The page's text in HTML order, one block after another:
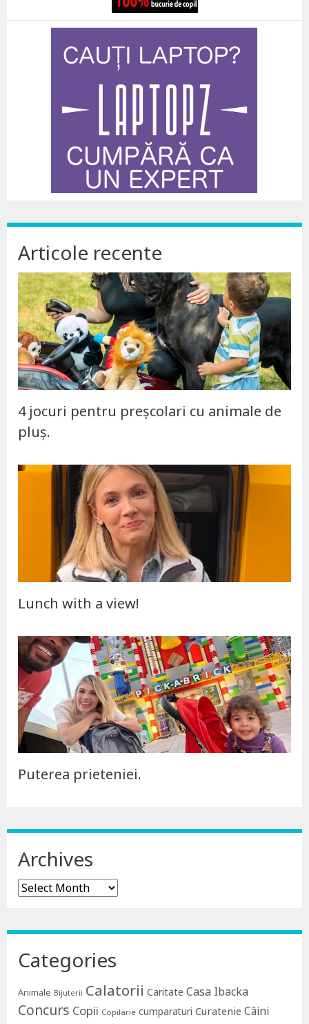
Articole recente
4 jocuri pentru preșcolari cu animale de
pluș.
Lunch with a view!
Puterea prieteniei.
Archives
Archives
Categories
Animale Bijuterii Calatorii Caritate Casa Ibacka
Concurs Copii Copilarie cumparaturi Curatenie Câini